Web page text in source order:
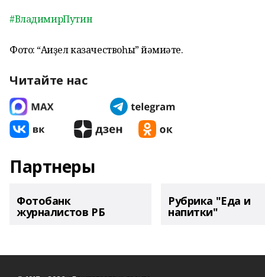
#ВладимирПутин
Фото: “Ағиҙел казачествоһы” йәмғиәте.
Читайте нас
Партнеры
Фотобанк
журналистов РБ
Рубрика "Еда и
напитки"